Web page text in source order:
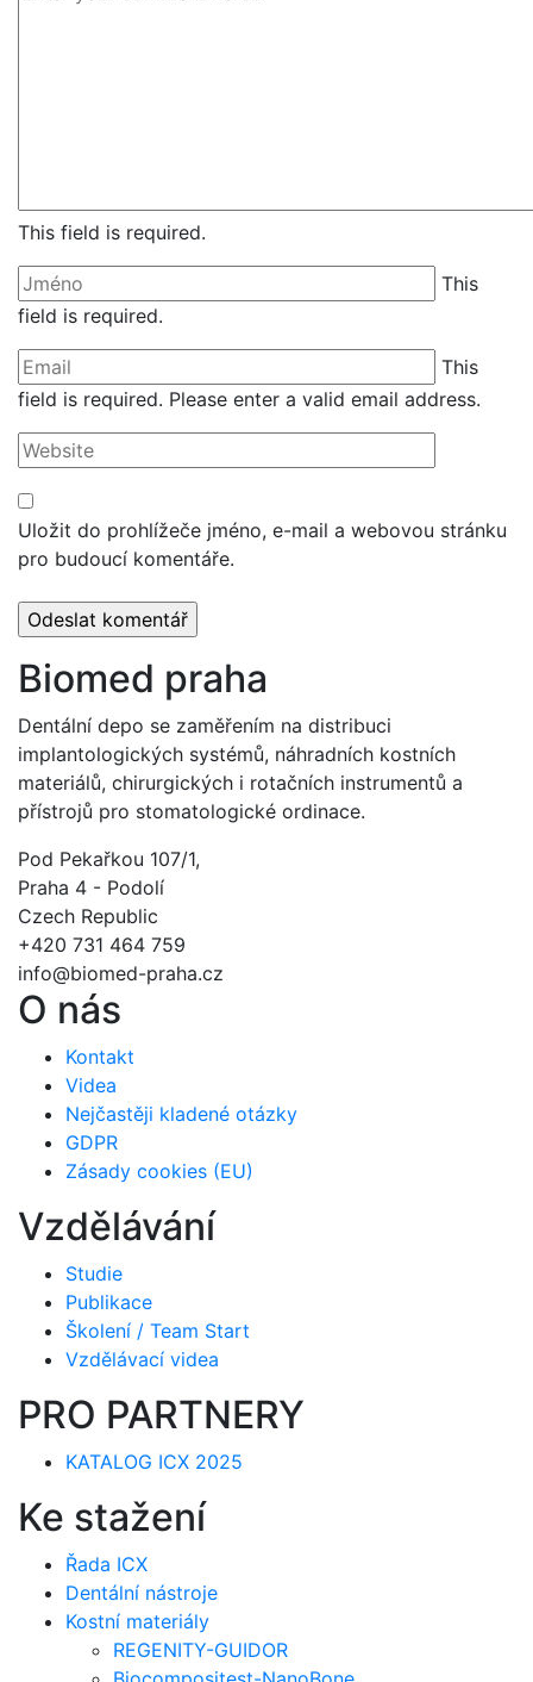
This field is required.
This
field is required.
This
field is required. Please enter a valid email address.
Uložit do prohlížeče jméno, e-mail a webovou stránku
pro budoucí komentáře.
Biomed praha
Dentální depo se zaměřením na distribuci
implantologických systémů, náhradních kostních
materiálů, chirurgických i rotačních instrumentů a
přístrojů pro stomatologické ordinace.
Pod Pekařkou 107/1,
Praha 4 - Podolí
Czech Republic
+420 731 464 759
info@biomed-praha.cz
O nás
Kontakt
Videa
Nejčastěji kladené otázky
GDPR
Zásady cookies (EU)
Vzdělávání
Studie
Publikace
Školení / Team Start
Vzdělávací videa
PRO PARTNERY
KATALOG ICX 2025
Ke stažení
Řada ICX
Dentální nástroje
Kostní materiály
REGENITY-GUIDOR